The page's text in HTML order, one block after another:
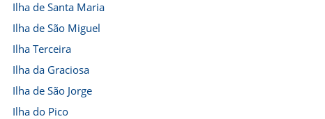
Ilha de Santa Maria
Ilha de São Miguel
Ilha Terceira
Ilha da Graciosa
Ilha de São Jorge
Ilha do Pico